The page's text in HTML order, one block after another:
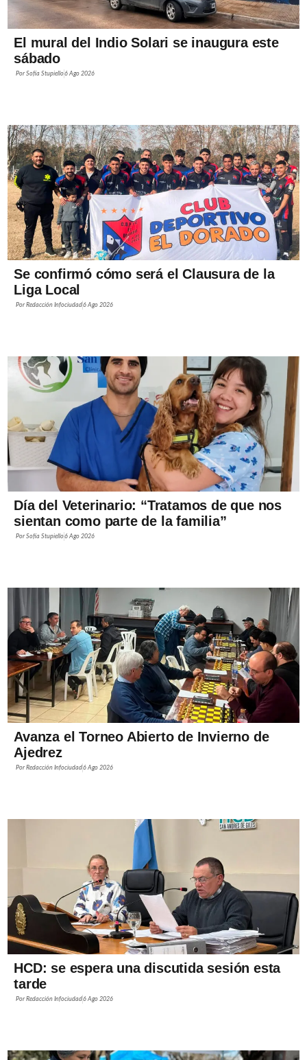
El mural del Indio Solari se inaugura este
sábado
PorSofía Stupiello6 Ago 2026
Se confirmó cómo será el Clausura de la
Liga Local
PorRedacción Infociudad6 Ago 2026
Día del Veterinario: “Tratamos de que nos
sientan como parte de la familia”
PorSofía Stupiello6 Ago 2026
Avanza el Torneo Abierto de Invierno de
Ajedrez
PorRedacción Infociudad6 Ago 2026
HCD: se espera una discutida sesión esta
tarde
PorRedacción Infociudad6 Ago 2026